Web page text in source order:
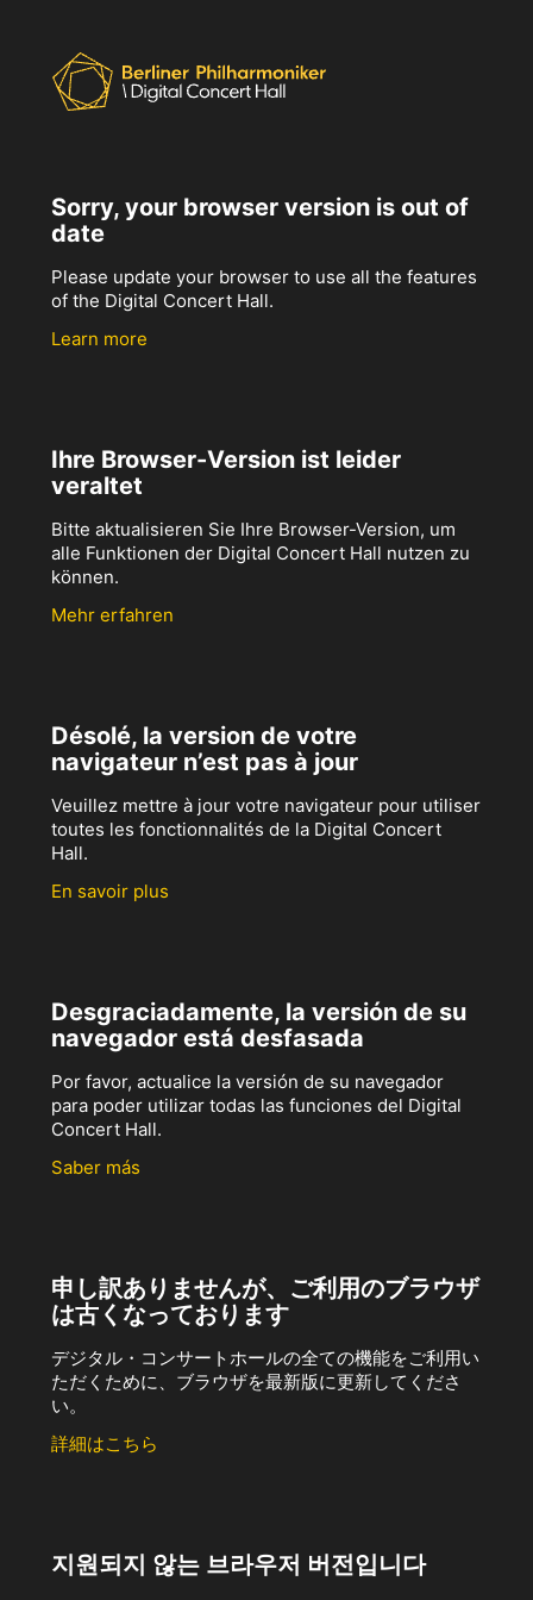
Sorry, your browser version is out of
date
Please update your browser to use all the features
of the Digital Concert Hall.
Learn more
Ihre Browser-Version ist leider
veraltet
Bitte aktualisieren Sie Ihre Browser-Version, um
alle Funktionen der Digital Concert Hall nutzen zu
können.
Mehr erfahren
Désolé, la version de votre
navigateur n’est pas à jour
Veuillez mettre à jour votre navigateur pour utiliser
toutes les fonctionnalités de la Digital Concert
Hall.
En savoir plus
Desgraciadamente, la versión de su
navegador está desfasada
Por favor, actualice la versión de su navegador
para poder utilizar todas las funciones del Digital
Concert Hall.
Saber más
申し訳ありませんが、ご利用のブラウザ
は古くなっております
デジタル・コンサートホールの全ての機能をご利用い
ただくために、ブラウザを最新版に更新してくださ
い。
詳細はこちら
지원되지 않는 브라우저 버전입니다